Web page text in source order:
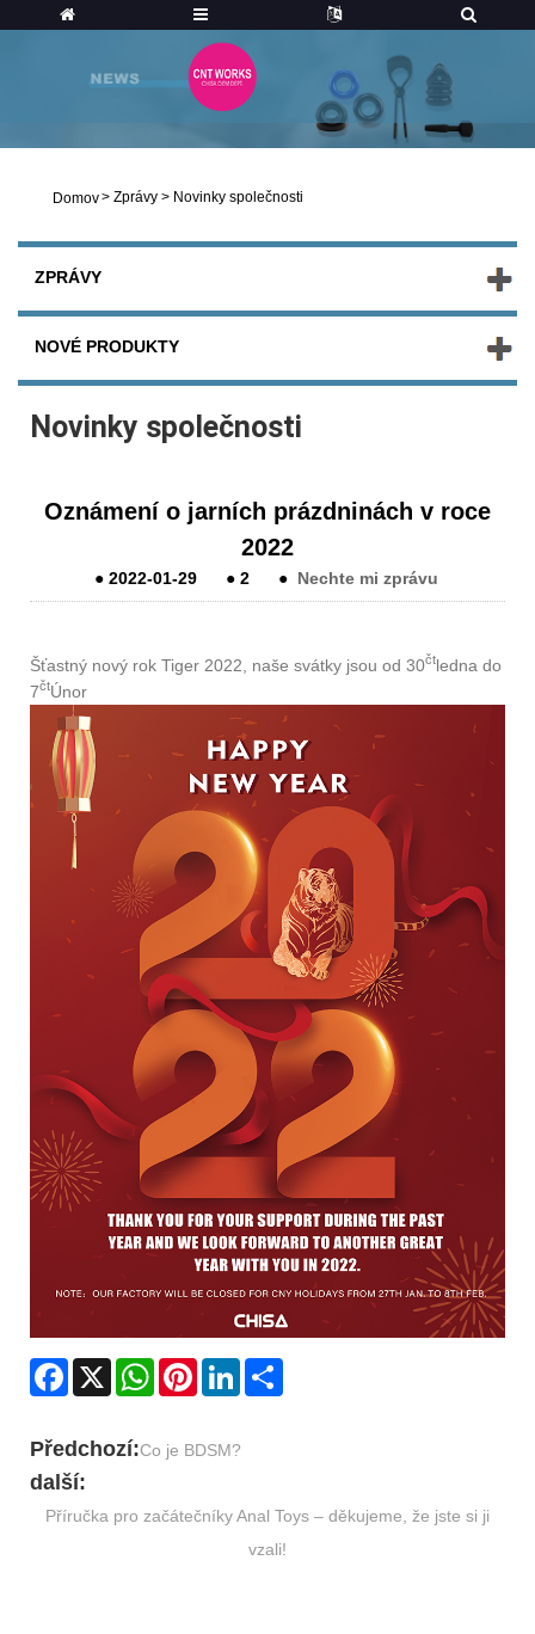
Domov> Zprávy > Novinky společnosti
ZPRÁVY
NOVÉ PRODUKTY
Novinky společnosti
Oznámení o jarních prázdninách v roce
2022
●2022-01-29 ●2 ● Nechte mi zprávu
Šťastný nový rok Tiger 2022, naše svátky jsou od 30čtledna do
7čtÚnor
Facebook
X WhatsAppPinterestLinkedIn
Předchozí:Co je BDSM?
další:
Příručka pro začátečníky Anal Toys – děkujeme, že jste si ji
vzali!